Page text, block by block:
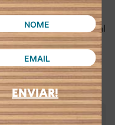
ENVIAR!
mulheres que
Seu design atemporal
no guarda-
a diferença!